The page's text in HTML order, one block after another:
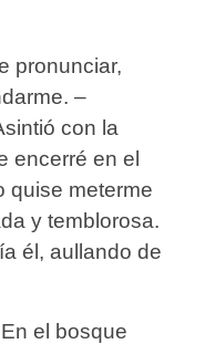
pronunciar,
–
con la
encerré en el
quise meterme
y temblorosa.
él, aullando de
el bosque